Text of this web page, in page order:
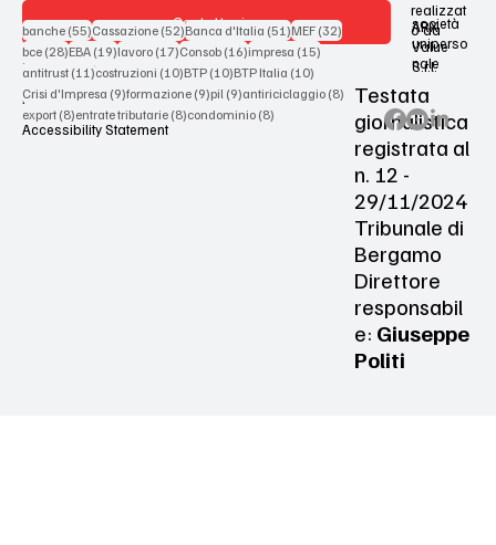
Contattaci
Terms & Conditions
Privacy Policy
Accessibility Statement
realizzat
o da
società
uniperso
nale
ARX
Value
S.r.l.
Testata
giornalistica
registrata al
n. 12 -
29/11/2024
Tribunale di
Bergamo
Direttore
responsabil
e: Giuseppe
Politi
banche (55)55 post
Cassazione (52)52 post
Banca d'Italia (51)51 post
MEF (32)32 post
bce (28)28 post
EBA (19)19 post
lavoro (17)17 post
Consob (16)16 post
impresa (15)15 post
antitrust (11)11 post
costruzioni (10)10 post
BTP (10)10 post
BTP Italia (10)10 post
Crisi d'Impresa (9)9 post
formazione (9)9 post
pil (9)9 post
antiriciclaggio (8)8 post
export (8)8 post
entrate tributarie (8)8 post
condominio (8)8 post